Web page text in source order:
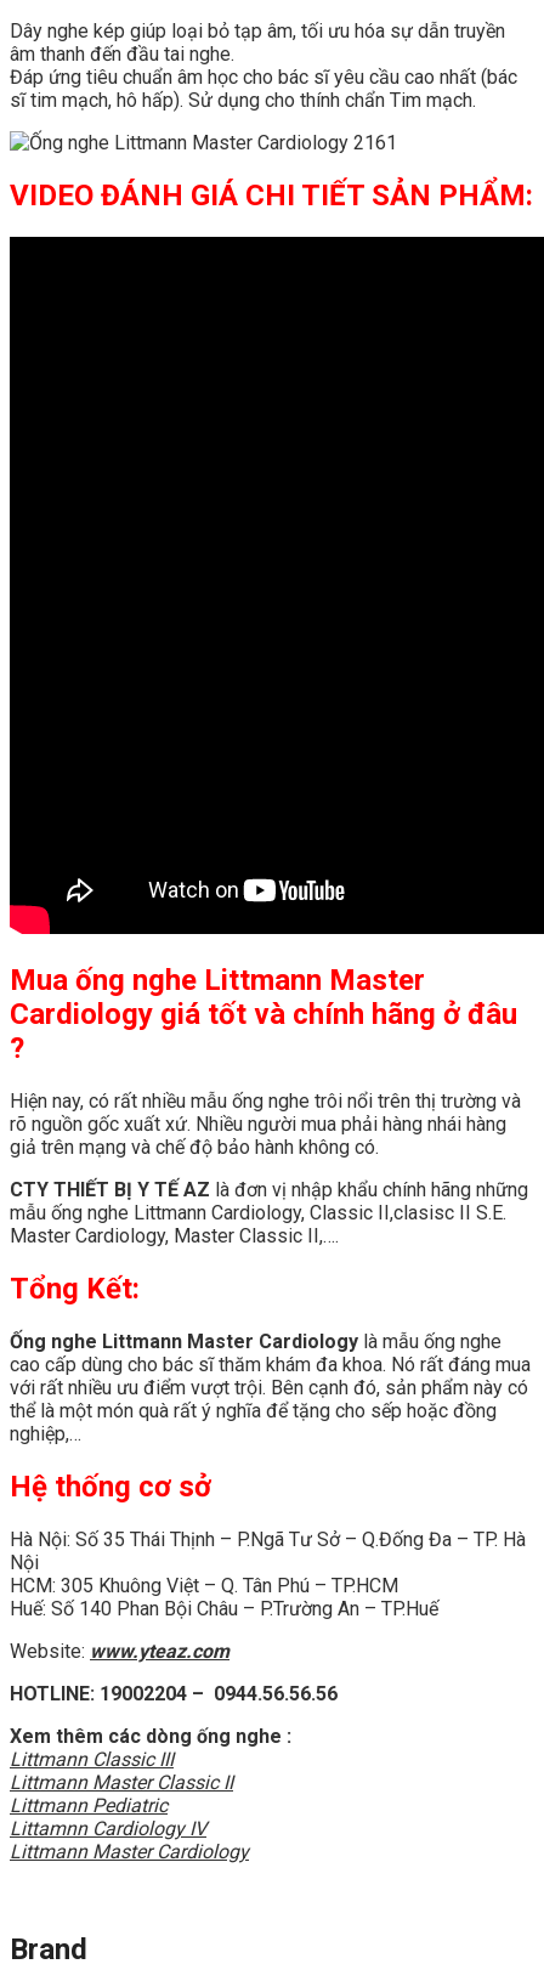
Dây nghe kép giúp loại bỏ tạp âm, tối ưu hóa sự dẫn truyền
âm thanh đến đầu tai nghe.
Đáp ứng tiêu chuẩn âm học cho bác sĩ yêu cầu cao nhất (bác
sĩ tim mạch, hô hấp). Sử dụng cho thính chẩn Tim mạch.
VIDEO ĐÁNH GIÁ CHI TIẾT SẢN PHẨM:
Mua ống nghe Littmann Master
Cardiology giá tốt và chính hãng ở đâu
?
Hiện nay, có rất nhiều mẫu ống nghe trôi nổi trên thị trường và
rõ nguồn gốc xuất xứ. Nhiều người mua phải hàng nhái hàng
giả trên mạng và chế độ bảo hành không có.
CTY THIẾT BỊ Y TẾ AZ là đơn vị nhập khẩu chính hãng những
mẫu ống nghe Littmann Cardiology, Classic II,clasisc II S.E.
Master Cardiology, Master Classic II,….
Tổng Kết:
Ống nghe Littmann Master Cardiology là mẫu ống nghe
cao cấp dùng cho bác sĩ thăm khám đa khoa. Nó rất đáng mua
với rất nhiều ưu điểm vượt trội. Bên cạnh đó, sản phẩm này có
thể là một món quà rất ý nghĩa để tặng cho sếp hoặc đồng
nghiệp,…
Hệ thống cơ sở
Hà Nội: Số 35 Thái Thịnh – P.Ngã Tư Sở – Q.Đống Đa – TP. Hà
Nội
HCM: 305 Khuông Việt – Q. Tân Phú – TP.HCM
Huế: Số 140 Phan Bội Châu – P.Trường An – TP.Huế
Website: www.yteaz.com
HOTLINE: 19002204 – 0944.56.56.56
Xem thêm các dòng ống nghe :
Littmann Classic III
Littmann Master Classic II
Littmann Pediatric
Littamnn Cardiology IV
Littmann Master Cardiology
Brand